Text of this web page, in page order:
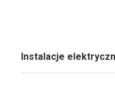
Instalacje